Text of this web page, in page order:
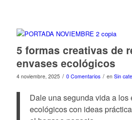
5 formas creativas de
envases ecológicos
4 noviembre, 2025 / 0 Comentarios / en Sin
Dale una segunda vida a los
ecológicos con ideas